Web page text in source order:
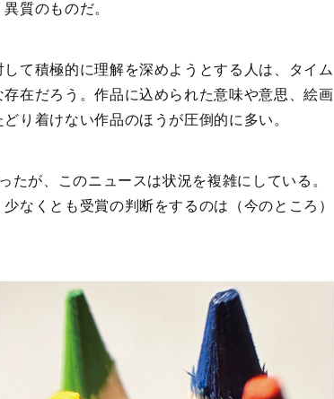
質のものだ。
て積極的に理解を深めようとする人は、タイム
在だろう。作品に込められた意味や意思、絵画
り着けない作品のほうが圧倒的に多い。
が、このニュースは状況を複雑にしている。
なくとも受賞の判断をするのは（今のところ）